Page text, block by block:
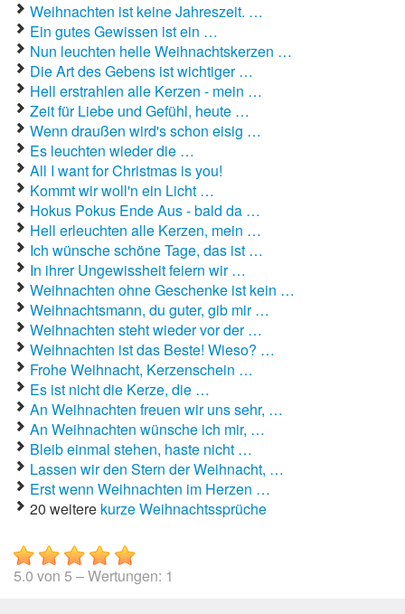
Weihnachten ist keine Jahreszeit. …
Ein gutes Gewissen ist ein …
Nun leuchten helle Weihnachtskerzen …
Die Art des Gebens ist wichtiger …
Hell erstrahlen alle Kerzen - mein …
Zeit für Liebe und Gefühl, heute …
Wenn draußen wird's schon eisig …
Es leuchten wieder die …
All I want for Christmas is you!
Kommt wir woll'n ein Licht …
Hokus Pokus Ende Aus - bald da …
Hell erleuchten alle Kerzen, mein …
Ich wünsche schöne Tage, das ist …
In ihrer Ungewissheit feiern wir …
Weihnachten ohne Geschenke ist kein …
Weihnachtsmann, du guter, gib mir …
Weihnachten steht wieder vor der …
Weihnachten ist das Beste! Wieso? …
Frohe Weihnacht, Kerzenschein …
Es ist nicht die Kerze, die …
An Weihnachten freuen wir uns sehr, …
An Weihnachten wünsche ich mir, …
Bleib einmal stehen, haste nicht …
Lassen wir den Stern der Weihnacht, …
Erst wenn Weihnachten im Herzen …
20 weitere kurze Weihnachtssprüche
5.0 von 5 – Wertungen: 1